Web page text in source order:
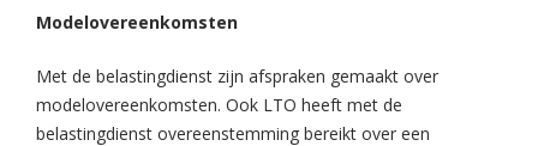
Modelovereenkomsten
Met de belastingdienst zijn afspraken gemaakt over
modelovereenkomsten. Ook LTO heeft met de
belastingdienst overeenstemming bereikt over een